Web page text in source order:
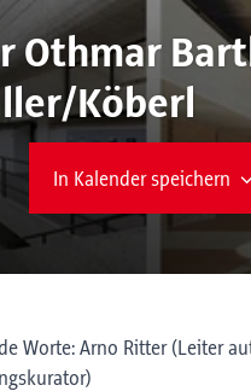
Othmar
Köberl
In Kalender speichern
Worte: Arno Ritter (Leiter